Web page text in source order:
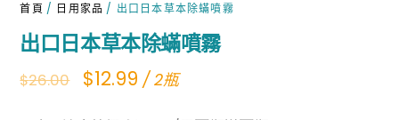
首頁 / 日用家品 / 出口日本草本除蟎噴霧
出口日本草本除蟎噴霧
$26.00
Original
$12.99Current
/ 2瓶